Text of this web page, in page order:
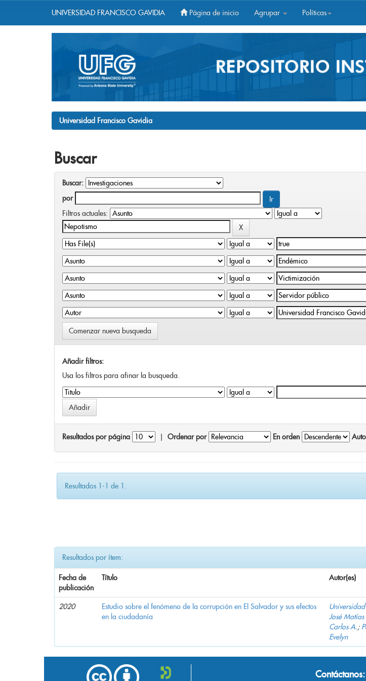
UNIVERSIDAD FRANCISCO GAVIDIA Página de inicio Agrupar Políticas
Universidad Francisco Gavidia
Buscar
Buscar:
por
Filtros actuales:
Comenzar nueva busqueda
Añadir filtros:
Usa los filtros para afinar la busqueda.
Resultados por página Ordenar por En orden
Resultados 1-1 de 1.
Resultados por ítem:
Fecha de
publicación
Título Autor(es)
2020
Estudio sobre el fenómeno de la corrupción en El Salvador y sus efectos
en la ciudadanía
José
Carlos A.;
Evelyn
Contáctanos: